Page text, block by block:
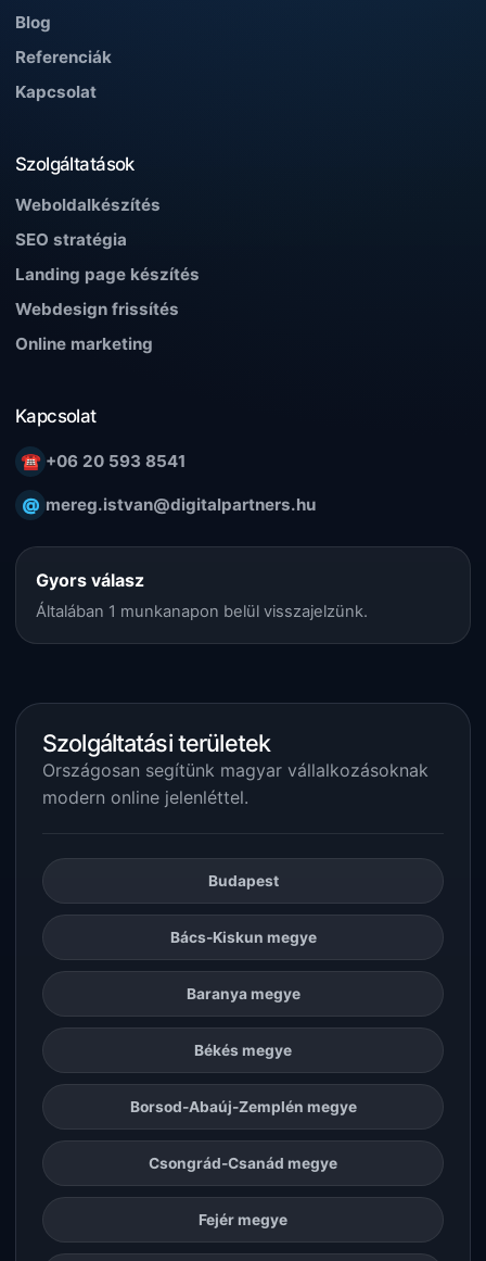
Blog
Referenciák
Kapcsolat
Szolgáltatások
Weboldalkészítés
SEO stratégia
Landing page készítés
Webdesign frissítés
Online marketing
Kapcsolat
☎ +06 20 593 8541
@ mereg.istvan@digitalpartners.hu
Gyors válasz
Általában 1 munkanapon belül visszajelzünk.
Szolgáltatási területek
Országosan segítünk magyar vállalkozásoknak
modern online jelenléttel.
Budapest
Bács-Kiskun megye
Baranya megye
Békés megye
Borsod-Abaúj-Zemplén megye
Csongrád-Csanád megye
Fejér megye